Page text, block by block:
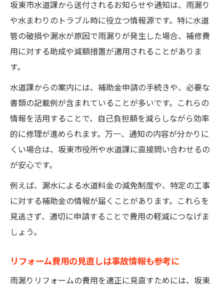
坂東市水道課から送付されるお知らせや通知は、雨漏り
や水まわりのトラブル時に役立つ情報源です。特に水道
管の破損や漏水が原因で雨漏りが発生した場合、補修費
用に対する助成や減額措置が適用されることがありま
す。
水道課からの案内には、補助金申請の手続きや、必要な
書類の記載例が含まれていることが多いです。これらの
情報を活用することで、自己負担額を減らしながら効率
的に修理が進められます。万一、通知の内容が分かりに
くい場合は、坂東市役所や水道課に直接問い合わせるの
が安心です。
例えば、漏水による水道料金の減免制度や、特定の工事
に対する補助金の情報が届くことがあります。これらを
見逃さず、適切に申請することで費用の軽減につなげま
しょう。
リフォーム費用の見直しは事故情報も参考に
雨漏りリフォームの費用を適正に見直すためには、坂東